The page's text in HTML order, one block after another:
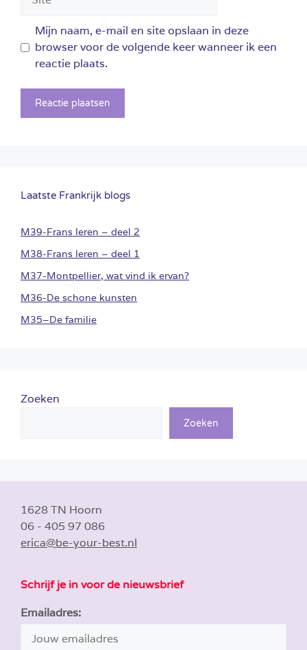
Mijn naam, e-mail en site opslaan in deze
browser voor de volgende keer wanneer ik een
reactie plaats.
Laatste Frankrijk blogs
M39-Frans leren – deel 2
M38-Frans leren – deel 1
M37-Montpellier, wat vind ik ervan?
M36-De schone kunsten
M35–De familie
Zoeken
Zoeken
1628 TN Hoorn
06 - 405 97 086
erica@be-your-best.nl
Schrijf je in voor de nieuwsbrief
Emailadres: